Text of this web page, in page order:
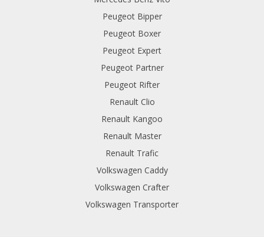
Peugeot Bipper
Peugeot Boxer
Peugeot Expert
Peugeot Partner
Peugeot Rifter
Renault Clio
Renault Kangoo
Renault Master
Renault Trafic
Volkswagen Caddy
Volkswagen Crafter
Volkswagen Transporter